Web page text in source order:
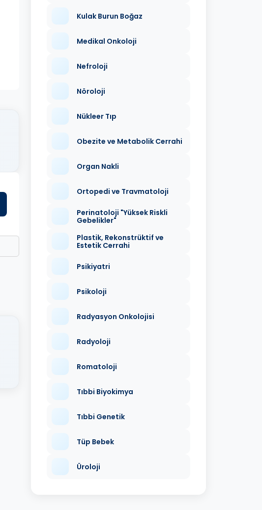
Kulak Burun Boğaz
Medikal Onkoloji
Nefroloji
Nöroloji
Nükleer Tıp
Obezite ve Metabolik Cerrahi
Organ Nakli
Ortopedi ve Travmatoloji
Perinatoloji "Yüksek Riskli
Gebelikler"
Plastik, Rekonstrüktif ve
Estetik Cerrahi
Psikiyatri
Psikoloji
Radyasyon Onkolojisi
Radyoloji
Romatoloji
Tıbbi Biyokimya
Tıbbi Genetik
Tüp Bebek
Üroloji